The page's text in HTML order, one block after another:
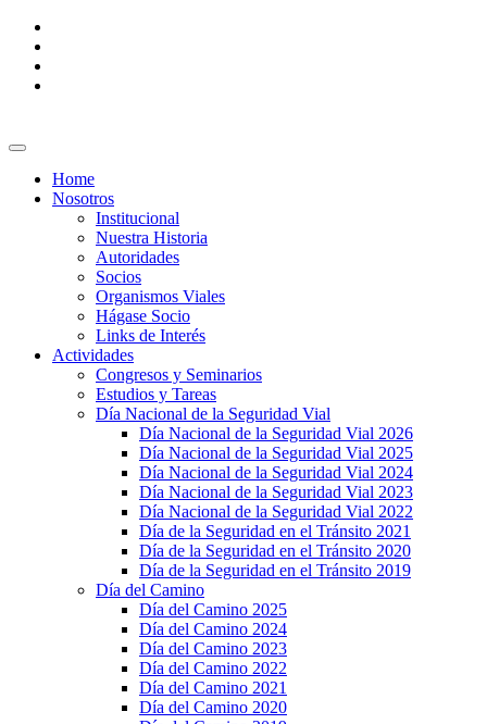
Home
Nosotros
Institucional
Nuestra Historia
Autoridades
Socios
Organismos Viales
Hágase Socio
Links de Interés
Actividades
Congresos y Seminarios
Estudios y Tareas
Día Nacional de la Seguridad Vial
Día Nacional de la Seguridad Vial 2026
Día Nacional de la Seguridad Vial 2025
Día Nacional de la Seguridad Vial 2024
Día Nacional de la Seguridad Vial 2023
Día Nacional de la Seguridad Vial 2022
Día de la Seguridad en el Tránsito 2021
Día de la Seguridad en el Tránsito 2020
Día de la Seguridad en el Tránsito 2019
Día del Camino
Día del Camino 2025
Día del Camino 2024
Día del Camino 2023
Día del Camino 2022
Día del Camino 2021
Día del Camino 2020